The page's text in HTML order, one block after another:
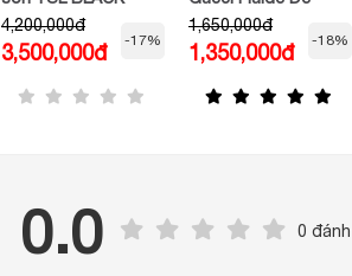
OPIUM PRE-PARTY
HOLIDAY KIT
4,200,000đ
3,500,000đ
-17%
Beauté Fini Naturel
1,650,000đ
1,350,000đ
-18%
0.0 0